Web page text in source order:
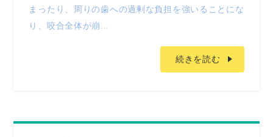
まったり、周りの歯への過剰な負担を強いることにな
り、咬合全体が崩...
続きを読む